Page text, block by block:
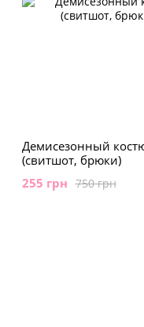
Демисезонный
(свитшот, брюки)
750 грн
255 грн